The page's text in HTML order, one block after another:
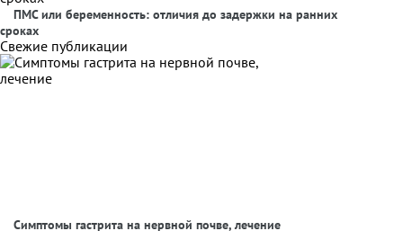
ПМС или беременность: отличия до задержки на ранних
сроках
Свежие публикации
Симптомы гастрита на нервной почве, лечение